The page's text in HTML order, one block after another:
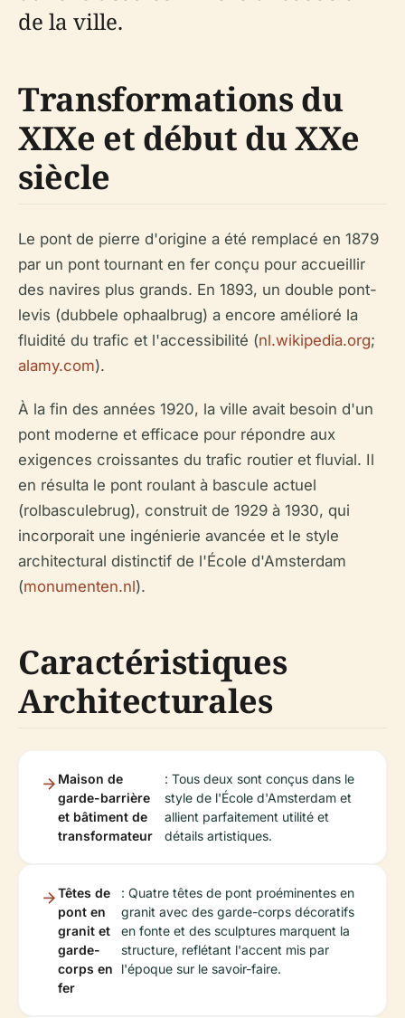
de la ville.
Transformations du
XIXe et début du XXe
siècle
Le pont de pierre d'origine a été remplacé en 1879
par un pont tournant en fer conçu pour accueillir
des navires plus grands. En 1893, un double pont-
levis (dubbele ophaalbrug) a encore amélioré la
fluidité du trafic et l'accessibilité (nl.wikipedia.org;
alamy.com).
À la fin des années 1920, la ville avait besoin d'un
pont moderne et efficace pour répondre aux
exigences croissantes du trafic routier et fluvial. Il
en résulta le pont roulant à bascule actuel
(rolbasculebrug), construit de 1929 à 1930, qui
incorporait une ingénierie avancée et le style
architectural distinctif de l'École d'Amsterdam
(monumenten.nl).
Caractéristiques
Architecturales
Maison de
garde-barrière
et bâtiment de
transformateur
: Tous deux sont conçus dans le
style de l'École d'Amsterdam et
allient parfaitement utilité et
détails artistiques.
Têtes de
pont en
granit et
garde-
corps en
fer
: Quatre têtes de pont proéminentes en
granit avec des garde-corps décoratifs
en fonte et des sculptures marquent la
structure, reflétant l'accent mis par
l'époque sur le savoir-faire.